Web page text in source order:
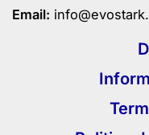
Email: